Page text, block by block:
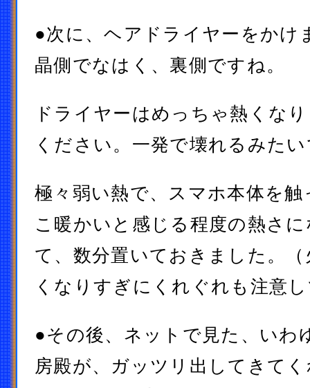
●次に、ヘアドライヤーをかけ
晶側でなはく、裏側ですね。
ドライヤーはめっちゃ熱くな
ください。一発で壊れるみた
極々弱い熱で、スマホ本体を
こ暖かいと感じる程度の熱さ
て、数分置いておきました。
くなりすぎにくれぐれも注意
●その後、ネットで見た、いわ
房殿が、ガッツリ出してきて